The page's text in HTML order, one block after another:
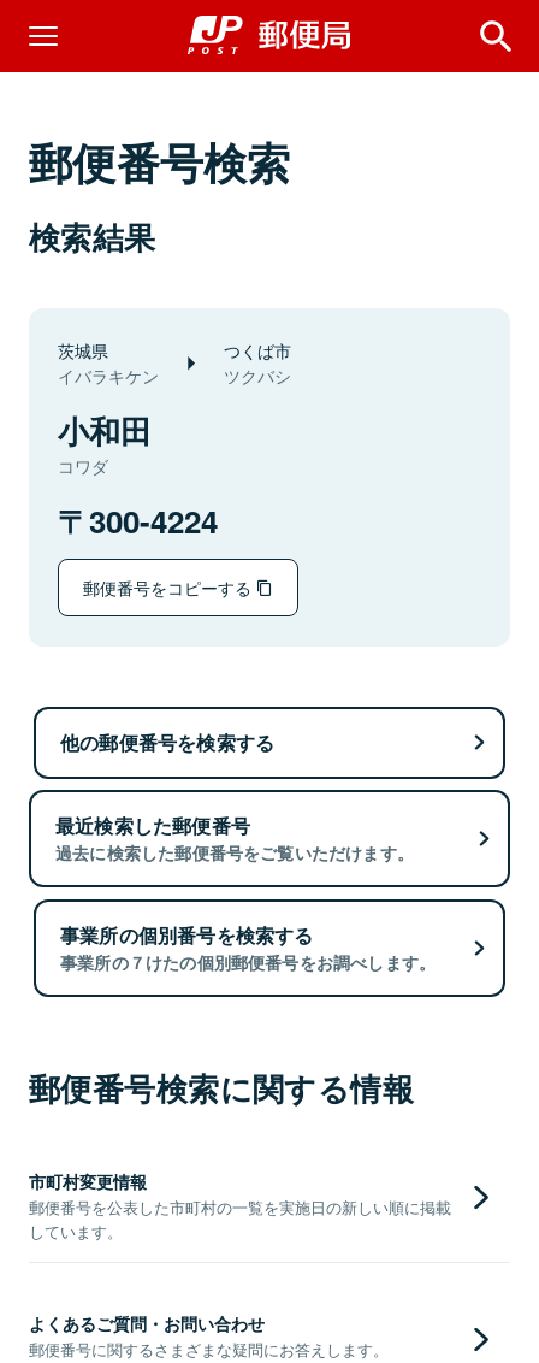
郵便番号検索
検索結果
茨城県
イバラキケン
つくば市
ツクバシ
小和田
コワダ
300-4224
郵便番号をコピーする
他の郵便番号を検索する
最近検索した郵便番号
過去に検索した郵便番号をご覧いただけます。
事業所の個別番号を検索する
事業所の７けたの個別郵便番号をお調べします。
郵便番号検索に関する情報
市町村変更情報
郵便番号を公表した市町村の一覧を実施日の新しい順に掲載
しています。
よくあるご質問・お問い合わせ
郵便番号に関するさまざまな疑問にお答えします。